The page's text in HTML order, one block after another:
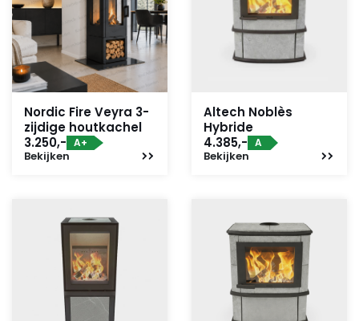
Nordic Fire Veyra 3-
zijdige houtkachel
3.250,- A+
Bekijken
Altech Noblès
Hybride
4.385,- A
Bekijken